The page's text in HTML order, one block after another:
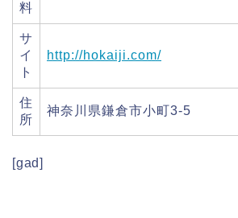
料
サ
イ
ト
http://hokaiji.com/
住
所
神奈川県鎌倉市小町3-5
[gad]